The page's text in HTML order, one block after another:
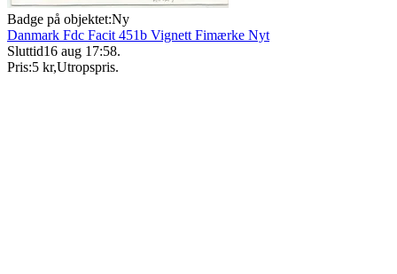
Badge på objektet:Ny
Danmark Fdc Facit 451b Vignett Fimærke Nyt
Sluttid16 aug 17:58.
Pris:5 kr,Utropspris.